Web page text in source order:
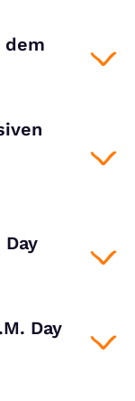
dem
Day